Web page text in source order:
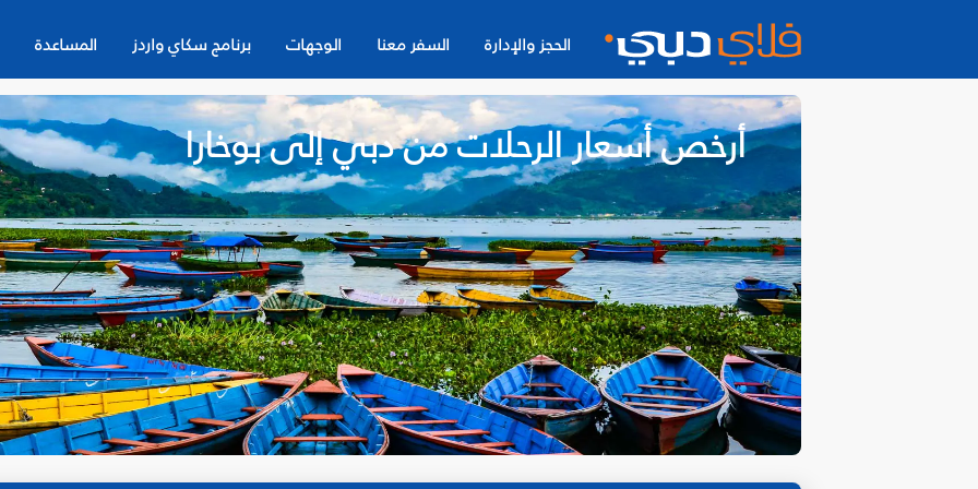
الحجز والإدارة السفر معنا الوجهات برنامج سكاي واردز المساعدة
أرخص أسعار الرحلات من دبي إلى بوخارا